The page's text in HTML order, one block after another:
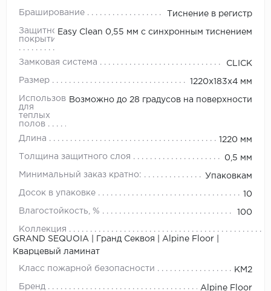
Браширование Тиснение в регистр
Защитное
покрытие
Easy Clean 0,55 мм с синхронным тиснением
Замковая система CLICK
Размер 1220х183х4 мм
Использование
для
теплых
полов
Возможно до 28 градусов на поверхности
Длина 1220 мм
Толщина защитного слоя 0,5 мм
Минимальный заказ кратно: Упаковкам
Досок в упаковке 10
Влагостойкость, % 100
Коллекция
GRAND SEQUOIA | Гранд Секвоя | Alpine Floor |
Кварцевый ламинат
Класс пожарной безопасности КМ2
Бренд Alpine Floor